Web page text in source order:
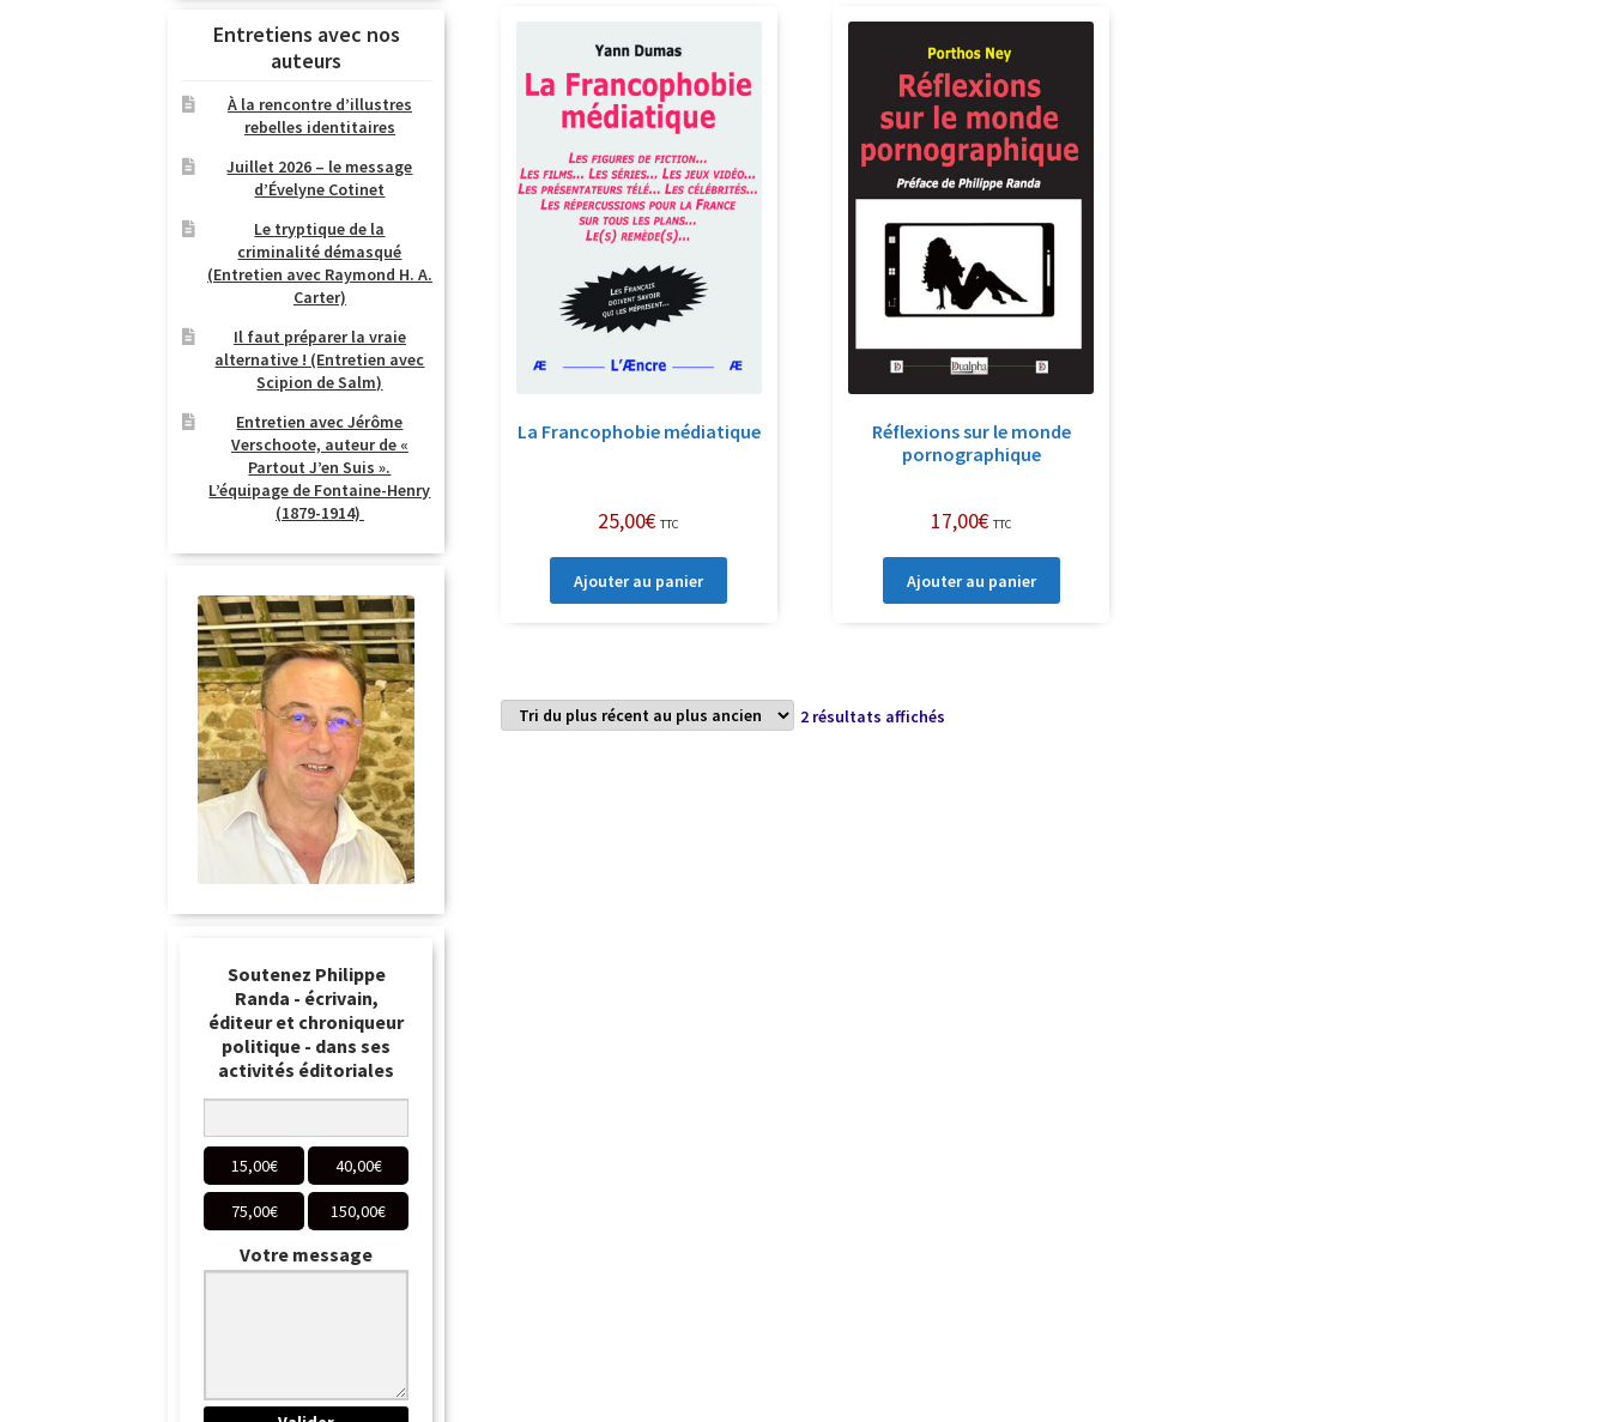
récent
au
plus
ancien
La Francophobie médiatique
25,00€ TTC
Ajouter au panier
Réflexions sur le monde
pornographique
17,00€ TTC
Ajouter au panier
2 résultats affichésTrié
Entretiens avec nos
auteurs
À la rencontre d’illustres
rebelles identitaires
Juillet 2026 – le message
d’Évelyne Cotinet
Le tryptique de la
criminalité démasqué
(Entretien avec Raymond H. A.
Carter)
Il faut préparer la vraie
alternative ! (Entretien avec
Scipion de Salm)
Entretien avec Jérôme
Verschoote, auteur de «
Partout J’en Suis ».
L’équipage de Fontaine-Henry
(1879-1914)
Soutenez Philippe
Randa - écrivain,
éditeur et chroniqueur
politique - dans ses
activités éditoriales
15,00€ 40,00€
75,00€ 150,00€
Votre message